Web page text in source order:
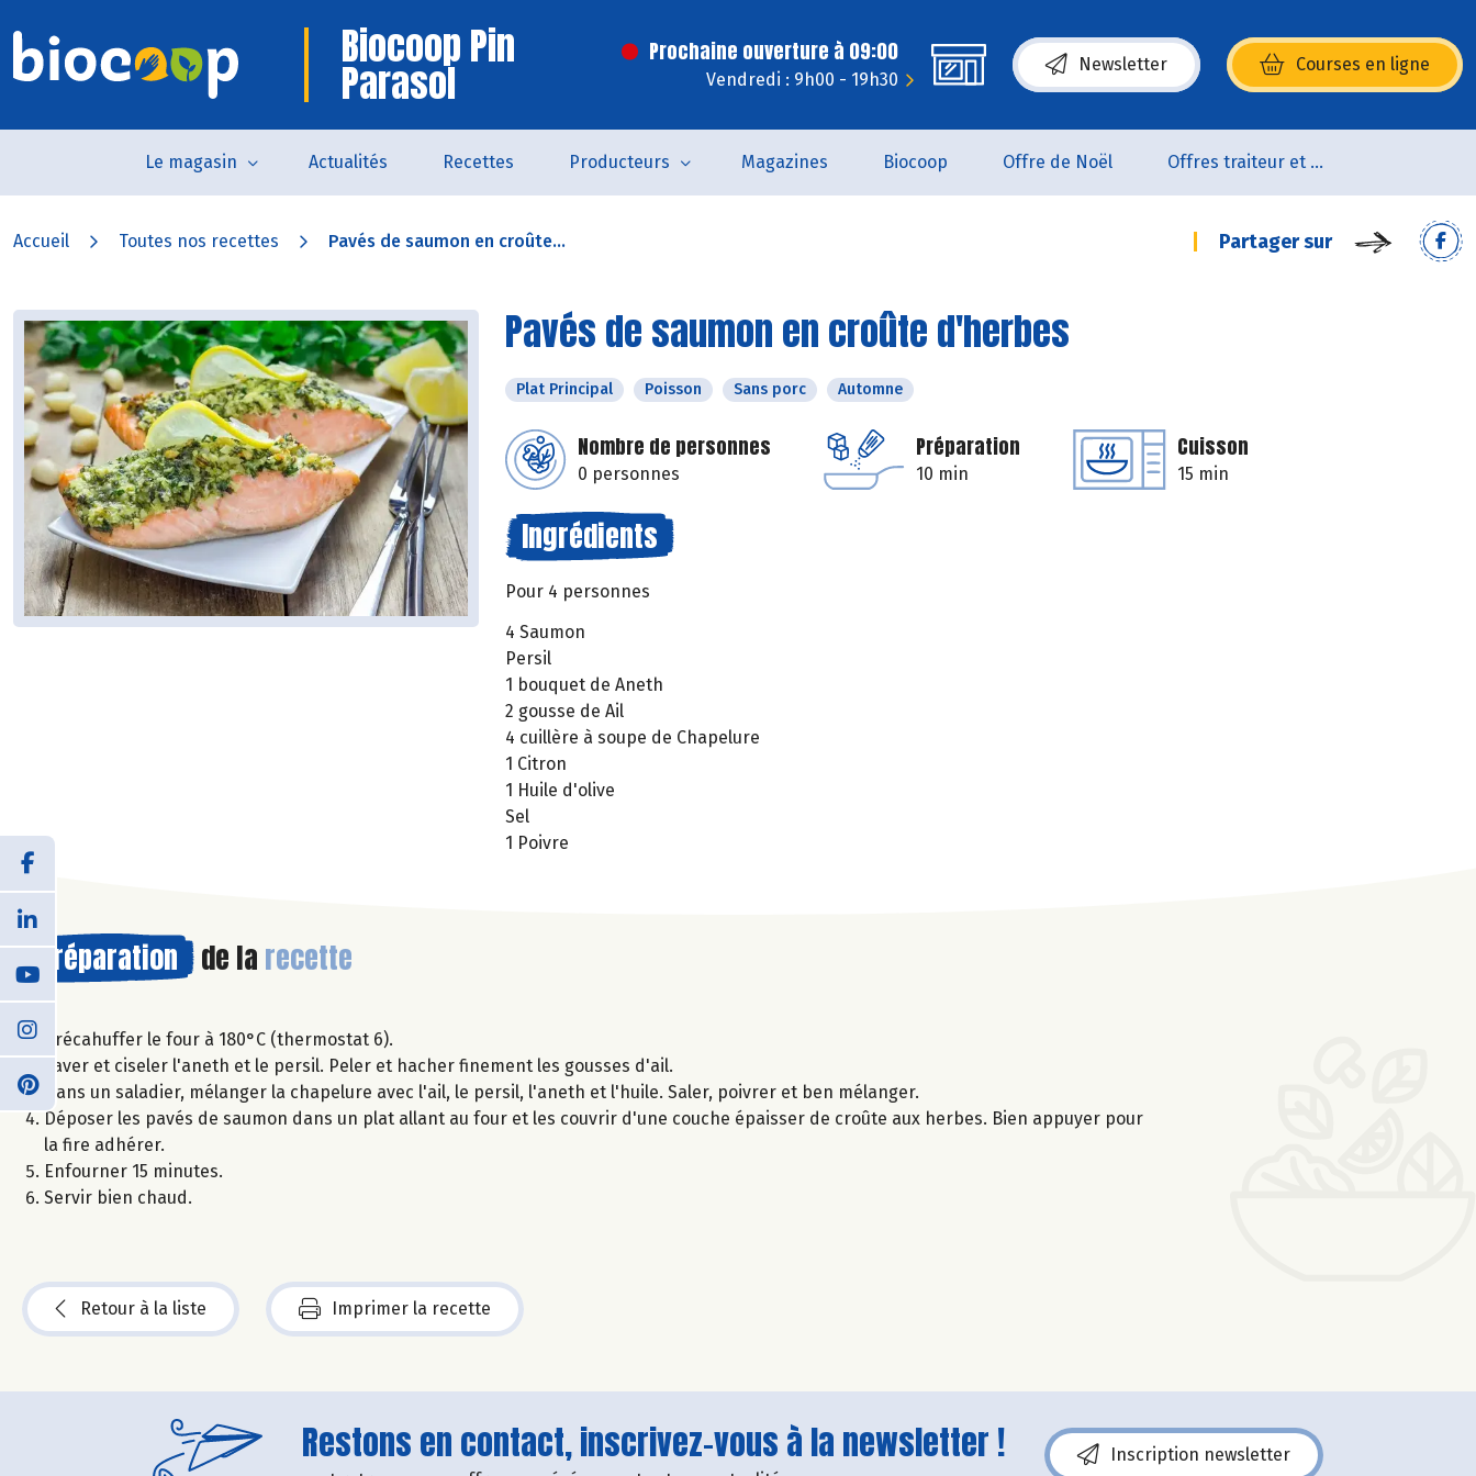
Biocoop Pin
Parasol
Prochaine ouverture à 09:00
Vendredi : 9h00 - 19h30
Newsletter Courses en ligne
(s’ouvre dans une nouvelle fenêtre)
Le magasin Actualités Recettes Producteurs Magazines Biocoop Offre de Noël Offres traiteur et pâtisserie
Accueil Toutes nos recettes Pavés de saumon en croûte... Partager sur
Pavés de saumon en croûte d'herbes
Plat Principal Poisson Sans porc Automne
Nombre de personnes
0 personnes
Préparation
10 min
Cuisson
15 min
Ingrédients
Pour 4 personnes
4 Saumon
Persil
1 bouquet de Aneth
2 gousse de Ail
4 cuillère à soupe de Chapelure
1 Citron
1 Huile d'olive
Sel
1 Poivre
Préparation de la recette
Précahuffer le four à 180°C (thermostat 6).
Laver et ciseler l'aneth et le persil. Peler et hacher finement les gousses d'ail.
Dans un saladier, mélanger la chapelure avec l'ail, le persil, l'aneth et l'huile. Saler, poivrer et ben mélanger.
Déposer les pavés de saumon dans un plat allant au four et les couvrir d'une couche épaisser de croûte aux herbes. Bien appuyer pour
la fire adhérer.
Enfourner 15 minutes.
Servir bien chaud.
Retour à la liste Imprimer la recette
Restons en contact, inscrivez-vous à la newsletter ! Inscription newsletter